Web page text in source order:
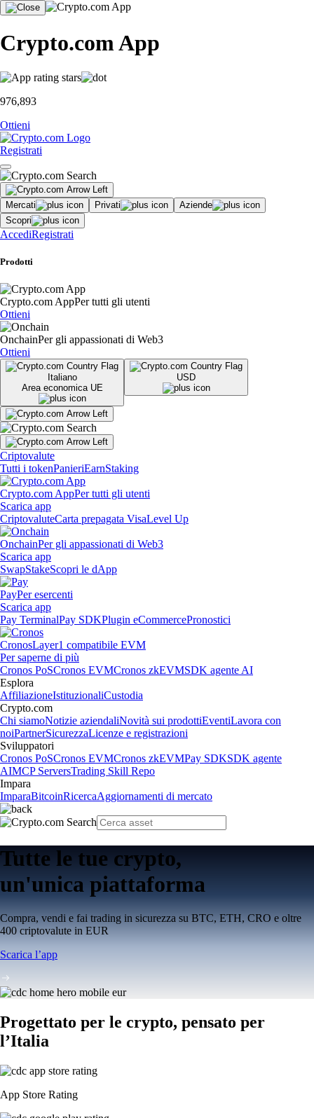
Crypto.com App
976,893
Ottieni
Registrati
Mercati Privati
Aziende
Scopri
AccediRegistrati
Prodotti
Crypto.com AppPer tutti gli utenti
Ottieni
OnchainPer gli appassionati di Web3
Ottieni
Italiano
Area economica UE
USD
Criptovalute
Tutti i tokenPanieriEarnStaking
Crypto.com AppPer tutti gli utenti
Scarica app
CriptovaluteCarta prepagata VisaLevel Up
OnchainPer gli appassionati di Web3
Scarica app
SwapStakeScopri le dApp
PayPer esercenti
Scarica app
Pay TerminalPay SDKPlugin eCommercePronostici
CronosLayer1 compatibile EVM
Per saperne di più
Cronos PoSCronos EVMCronos zkEVMSDK agente AI
Esplora
AffiliazioneIstituzionaliCustodia
Crypto.com
Chi siamoNotizie aziendaliNovità sui prodottiEventiLavora con
noiPartnerSicurezzaLicenze e registrazioni
Sviluppatori
Cronos PoSCronos EVMCronos zkEVMPay SDKSDK agente
AIMCP ServersTrading Skill Repo
Impara
ImparaBitcoinRicercaAggiornamenti di mercato
Tutte le tue crypto,
un'unica piattaforma
Compra, vendi e fai trading in sicurezza su BTC, ETH, CRO e oltre
400 criptovalute in EUR
Scarica l’app
Progettato per le crypto, pensato per
l’Italia
App Store Rating